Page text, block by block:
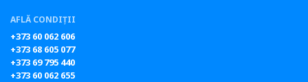
AFLĂ CONDIȚII
+373 60 062 606
+373 68 605 077
+373 69 795 440
+373 60 062 655